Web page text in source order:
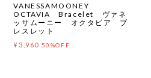
VANESSAMOONEY
OCTAVIA Bracelet ヴァネ
ッサムーニー オクタビア ブ
レスレット
¥3,960 50%OFF